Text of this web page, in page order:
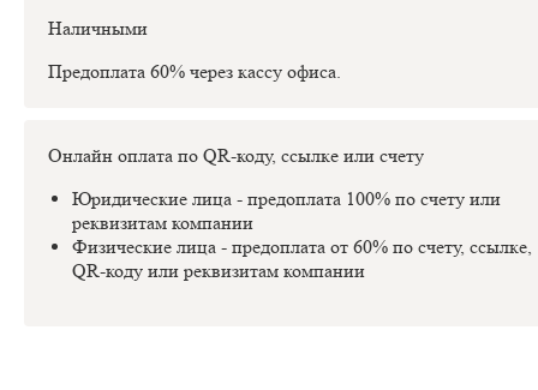
Наличными
Предоплата 60% через кассу офиса.
Онлайн оплата по QR-коду, ссылке или счету
Юридические лица - предоплата 100% по счету или
реквизитам компании
Физические лица - предоплата от 60% по счету, ссылке,
QR-коду или реквизитам компании